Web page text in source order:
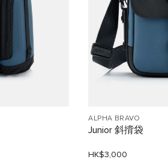
ALPHA BRAVO
Junior 斜揹袋
HK$3,000